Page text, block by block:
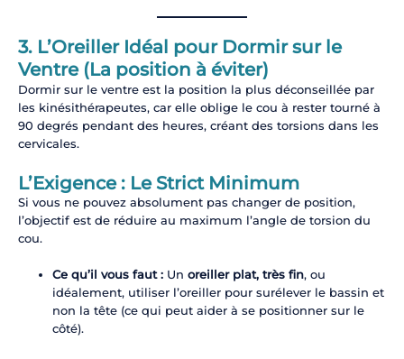
3. L’Oreiller Idéal pour Dormir sur le
Ventre (La position à éviter)
Dormir sur le ventre est la position la plus déconseillée par
les kinésithérapeutes, car elle oblige le cou à rester tourné à
90 degrés pendant des heures, créant des torsions dans les
cervicales.
L’Exigence : Le Strict Minimum
Si vous ne pouvez absolument pas changer de position,
l’objectif est de réduire au maximum l’angle de torsion du
cou.
Ce qu’il vous faut :Un oreiller plat, très fin, ou
idéalement, utiliser l’oreiller pour surélever le bassin et
non la tête (ce qui peut aider à se positionner sur le
côté).